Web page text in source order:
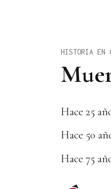
HISTORIA EN
Hace 25
Hace 50
Hace 75